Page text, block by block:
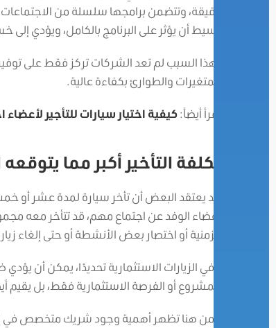
دقيقة، وتتضمن برامجها سلسلة من الاجتماعات
بسيط أن يؤثر على البرنامج بالكامل، ويؤدي
لهذا السبب لم تعد الشركات تركز فقط على
المتغيرات والطوارئ بكفاءة عالية.
اقرأ أيضاً:كيفية اختيار سيارات للتأجير
تكلفة التأخير أكبر مما
قد يعتقد البعض أن تأخر سيارة لمدة عشر
أعضاء الوفد عن اجتماع مهم، قد تتأخر معه
الزمنية أو اختصار بعض الأنشطة أو حتى إلغاء
وفي الزيارات الاستثمارية تحديدًا، يمكن أن
المشروع أو الفرصة الاستثمارية فقط، بل يقيم
ومن هنا تظهر أهمية وجود شريك متخصص في